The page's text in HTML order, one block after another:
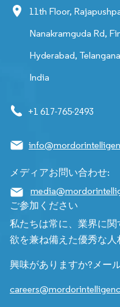
11th Floor,
Nanakramguda Rd,
Hyderabad,
India
+1 617-765-2493
メディアお問い合わせ:
ご参加ください
私たちは常に、業界に
欲を兼ね備えた優秀な人
興味がありますか?メー